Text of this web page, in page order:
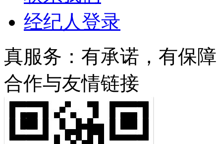
经纪人登录
真服务：有承诺，有保障
合作与友情链接